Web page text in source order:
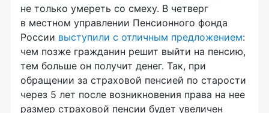
не только умереть со смеху. В четверг
в местном управлении Пенсионного фонда
России выступили с отличным предложением:
чем позже гражданин решит выйти на пенсию,
тем больше он получит денег. Так, при
обращении за страховой пенсией по старости
через 5 лет после возникновения права на нее
размер страховой пенсии будет увеличен